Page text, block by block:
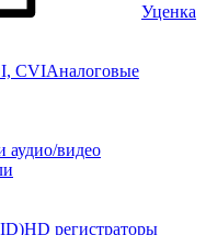
Уценка
CVIАналоговые
аудио/видео
HD регистраторы